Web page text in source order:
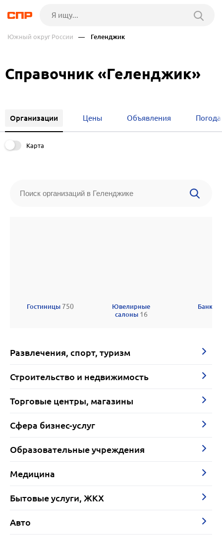
Южный округ России — Геленджик
Справочник «Геленджик»
Организации Цены Объявления Погода
Карта
Гостиницы 750
Ювелирные
салоны 16
Банки
Развлечения, спорт, туризм
Строительство и недвижимость
Торговые центры, магазины
Сфера бизнес-услуг
Образовательные учреждения
Медицина
Бытовые услуги, ЖКХ
Авто